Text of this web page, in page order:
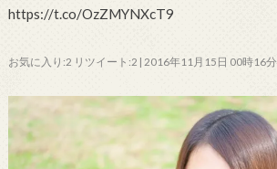
https://t.co/OzZMYNXcT9
お気に入り:2 リツイート:2 | 2016年11月15日 00時16